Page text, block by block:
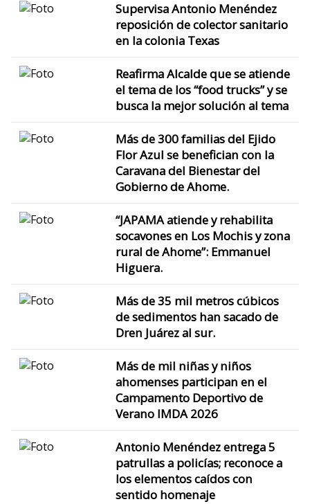
Supervisa Antonio Menéndez
reposición de colector sanitario
en la colonia Texas
Reafirma Alcalde que se atiende
el tema de los “food trucks” y se
busca la mejor solución al tema
Más de 300 familias del Ejido
Flor Azul se benefician con la
Caravana del Bienestar del
Gobierno de Ahome.
“JAPAMA atiende y rehabilita
socavones en Los Mochis y zona
rural de Ahome”: Emmanuel
Higuera.
Más de 35 mil metros cúbicos
de sedimentos han sacado de
Dren Juárez al sur.
Más de mil niñas y niños
ahomenses participan en el
Campamento Deportivo de
Verano IMDA 2026
Antonio Menéndez entrega 5
patrullas a policías; reconoce a
los elementos caídos con
sentido homenaje